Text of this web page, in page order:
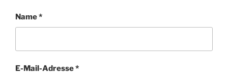
Name*
E-Mail-Adresse*